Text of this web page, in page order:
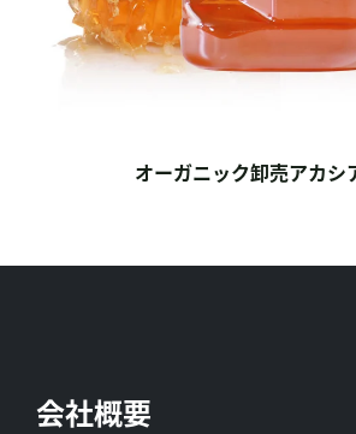
オーガニック卸売アカシ
会社概要